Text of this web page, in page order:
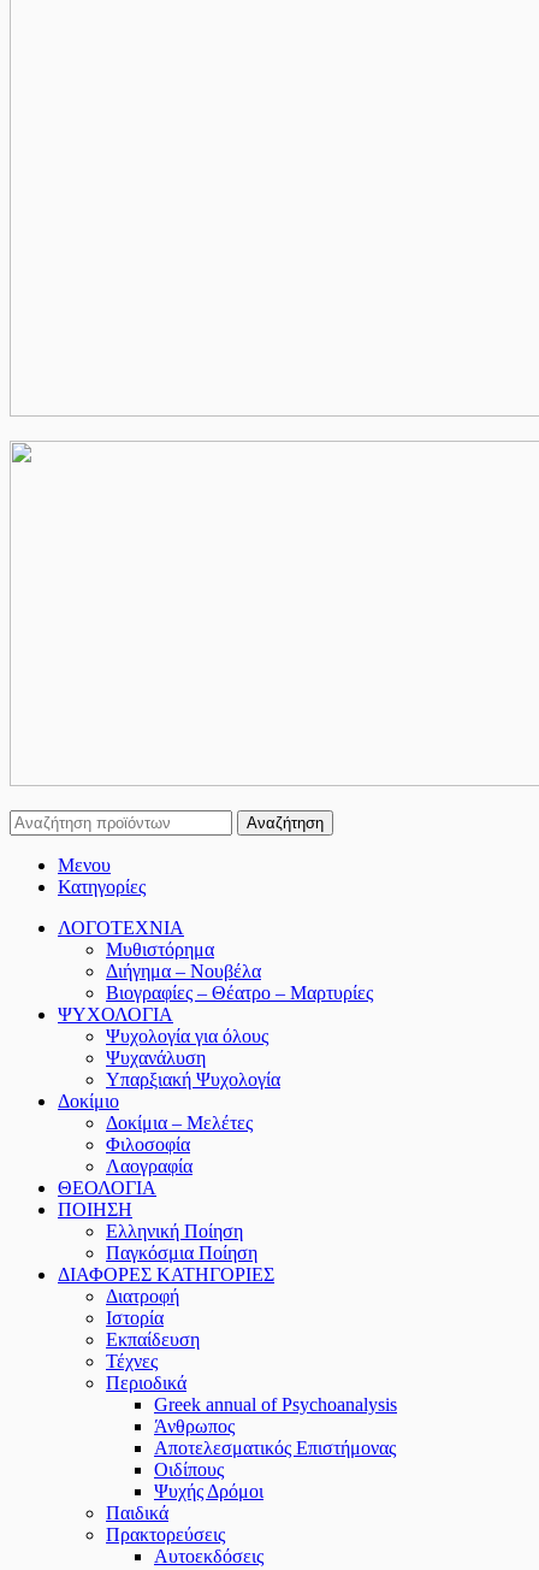
Αναζήτηση
Μενου
Κατηγορίες
ΛΟΓΟΤΕΧΝΙΑ
Μυθιστόρημα
Διήγημα – Νουβέλα
Βιογραφίες – Θέατρο – Μαρτυρίες
ΨΥΧΟΛΟΓΙΑ
Ψυχολογία για όλους
Ψυχανάλυση
Υπαρξιακή Ψυχολογία
Δοκίμιο
Δοκίμια – Μελέτες
Φιλοσοφία
Λαογραφία
ΘΕΟΛΟΓΙΑ
ΠΟΙΗΣΗ
Ελληνική Ποίηση
Παγκόσμια Ποίηση
ΔΙΑΦΟΡΕΣ ΚΑΤΗΓΟΡΙΕΣ
Διατροφή
Ιστορία
Εκπαίδευση
Τέχνες
Περιοδικά
Greek annual of Psychoanalysis
Άνθρωπος
Αποτελεσματικός Επιστήμονας
Οιδίπους
Ψυχής Δρόμοι
Παιδικά
Πρακτoρεύσεις
Αυτοεκδόσεις